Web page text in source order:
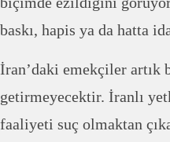
baskı, hapis ya da hatta
İran’daki emekçiler artık
getirmeyecektir. İranlı
faaliyeti suç olmaktan